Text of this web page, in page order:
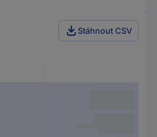
Stáhnout CSV